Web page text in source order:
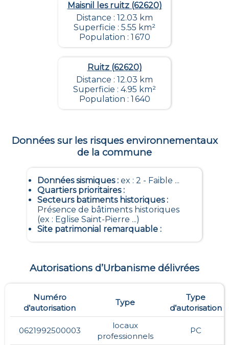
Maisnil les ruitz (62620)
Distance : 12.03 km
Superficie : 5.55 km²
Population : 1 670
Ruitz (62620)
Distance : 12.03 km
Superficie : 4.95 km²
Population : 1 640
Données sur les risques environnementaux
de la commune
Données sismiques: ex : 2 - Faible ...
Quartiers prioritaires:
Secteurs batiments historiques:
Présence de bâtiments historiques
(ex : Eglise Saint-Pierre ...)
Site patrimonial remarquable:
Autorisations d’Urbanisme délivrées
Numéro
d’autorisation
Type
Type
d’autorisation
0621992500003
locaux
professionnels
PC